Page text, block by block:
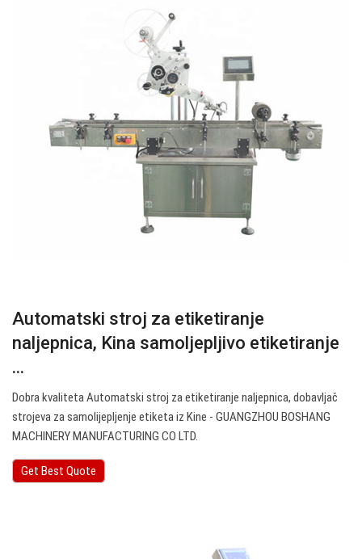
Automatski stroj za etiketiranje
naljepnica, Kina samoljepljivo etiketiranje
...
Dobra kvaliteta Automatski stroj za etiketiranje naljepnica, dobavljač
strojeva za samolijepljenje etiketa iz Kine - GUANGZHOU BOSHANG
MACHINERY MANUFACTURING CO LTD.
Get Best Quote